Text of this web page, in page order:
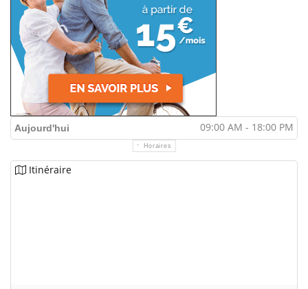
Aujourd'hui 09:00 AM - 18:00 PM
Horaires
Itinéraire